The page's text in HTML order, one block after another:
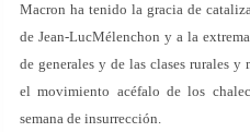
Macron ha tenido la gracia de
de Jean-LucMélenchon y a la
de generales y de las clases rurales y
el movimiento acéfalo de los
semana de insurrección.